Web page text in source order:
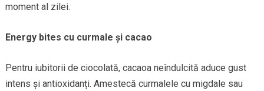
moment al zilei.
Energy bites cu curmale și cacao
Pentru iubitorii de ciocolată, cacaoa neîndulcită aduce gust
intens și antioxidanți. Amestecă curmalele cu migdale sau